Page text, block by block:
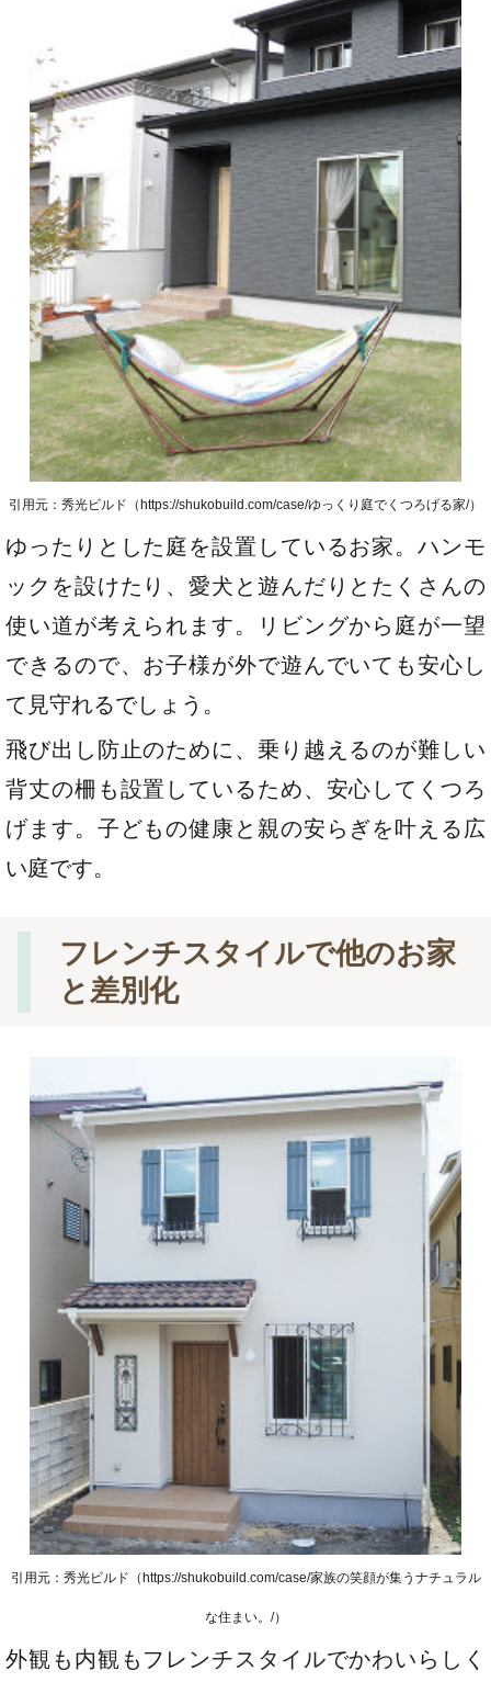
引用元：秀光ビルド（https://shukobuild.com/case/ゆっくり庭でくつろげる家/）
ゆったりとした庭を設置しているお家。ハンモ
ックを設けたり、愛犬と遊んだりとたくさんの
使い道が考えられます。リビングから庭が一望
できるので、お子様が外で遊んでいても安心し
て見守れるでしょう。
飛び出し防止のために、乗り越えるのが難しい
背丈の柵も設置しているため、安心してくつろ
げます。子どもの健康と親の安らぎを叶える広
い庭です。
フレンチスタイルで他のお家
と差別化
引用元：秀光ビルド（https://shukobuild.com/case/家族の笑顔が集うナチュラル
な住まい。/）
外観も内観もフレンチスタイルでかわいらしく